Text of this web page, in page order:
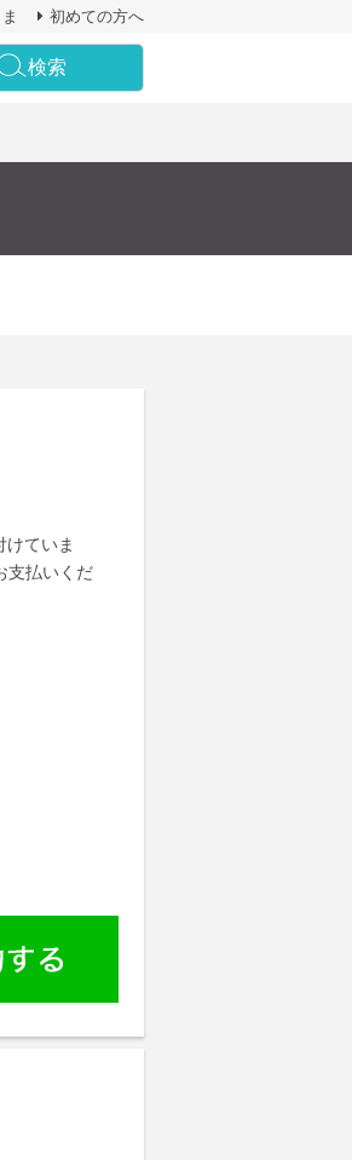
初めての方へ
検索
けていま
支払いくだ